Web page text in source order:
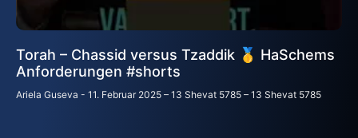
Torah – Chassid versus Tzaddik 🥇 HaSchems
Anforderungen #shorts
Ariela Guseva 11. Februar 2025 – 13 Shevat 5785 – 13 Shevat 5785